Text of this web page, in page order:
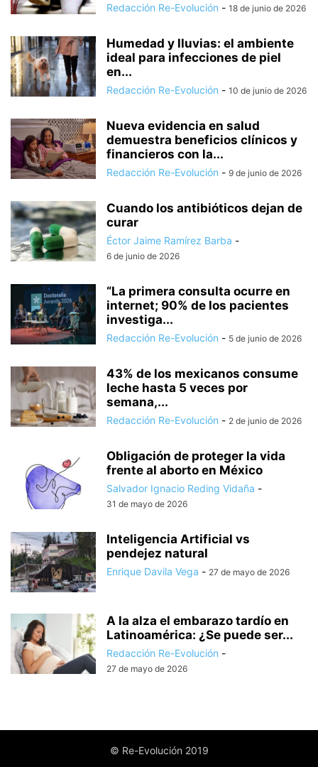
Redacción Re-Evolución - 18 de junio de 2026
Humedad y lluvias: el ambiente
ideal para infecciones de piel
en...
Redacción Re-Evolución - 10 de junio de 2026
Nueva evidencia en salud
demuestra beneficios clínicos y
financieros con la...
Redacción Re-Evolución - 9 de junio de 2026
Cuando los antibióticos dejan de
curar
Éctor Jaime Ramírez Barba -
6 de junio de 2026
“La primera consulta ocurre en
internet; 90% de los pacientes
investiga...
Redacción Re-Evolución - 5 de junio de 2026
43% de los mexicanos consume
leche hasta 5 veces por
semana,...
Redacción Re-Evolución - 2 de junio de 2026
Obligación de proteger la vida
frente al aborto en México
Salvador Ignacio Reding Vidaña -
31 de mayo de 2026
Inteligencia Artificial vs
pendejez natural
Enrique Davila Vega - 27 de mayo de 2026
A la alza el embarazo tardío en
Latinoamérica: ¿Se puede ser...
Redacción Re-Evolución -
27 de mayo de 2026
© Re-Evolución 2019